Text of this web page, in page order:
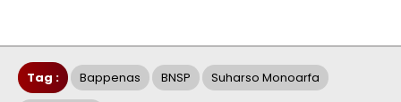
Tag : Bappenas BNSP Suharso Monoarfa